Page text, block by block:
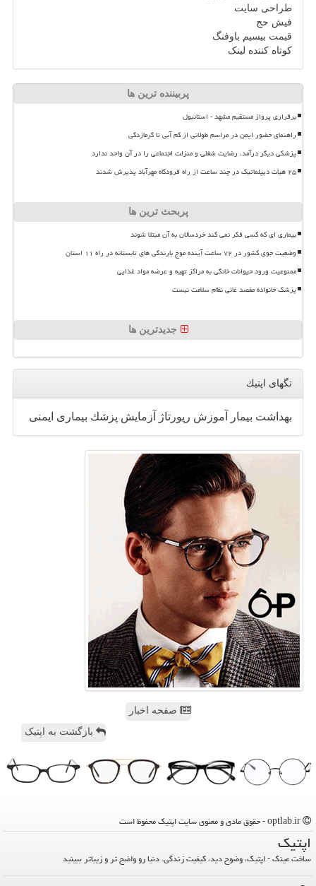
طراحی سایت
فیش حج
قیمت بیسیم باوفنگ
کوتاه کننده لینک
پربیننده ترین ها
برقراری پرواز مستقیم مشهد - استانبول
راهنمای حضور ایمن در مراسم طولانی از کم آبی تا گرمازدگی
پزشکی دیگر درآمد، رضایت شغلی و منزلت اجتماعی را در آن واحد ندارد
۲۵ هیأت دیپلماتیک در چند ساعت از راه فرودگاه مهرآباد پذیرش شدند
پربحث ترین ها
بیماری ای که کسی فکر نمی کند خردسالان به آن مبتلا شوند
وضعیت جوی کشور در ۷۲ ساعت آینده موج بارندگی های تابستانه در راه ۱۱ استان
ممنوعیت ورود حیوانات خانگی به مراکز تهیه و عرضه مواد غذایی
پزشک خانواده مقصد غائی نظام سلامت نیست
جدیدترین ها
تگهای اپتیك
بهداشت بیمار آموزش رپورتاژ آزمایش پزشك بیماری ایمنی
صفحه اخبار
بازگشت به اپتیک
اپتیك
ساخت عینک - اپتیک، وضوح دید، کیفیت زندگی. دنیا رو واضح تر و زیباتر ببینید